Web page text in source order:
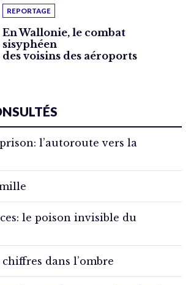
REPORTAGE
En Wallonie, le combat
sisyphéen
des voisins des aéroports
l’autoroute vers la
le poison invisible du
dans l’ombre